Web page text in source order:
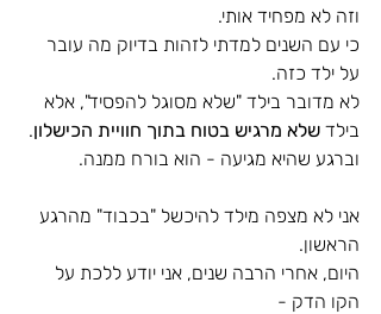
וזה לא מפחיד אותי.
כי עם השנים למדתי לזהות בדיוק מה עובר
על ילד כזה.
לא מדובר בילד "שלא מסוגל להפסיד", אלא
בילד שלא מרגיש בטוח בתוך חוויית הכישלון.
וברגע שהיא מגיעה - הוא בורח ממנה.
אני לא מצפה מילד להיכשל "בכבוד" מהרגע
הראשון.
היום, אחרי הרבה שנים, אני יודע ללכת על
הקו הדק -